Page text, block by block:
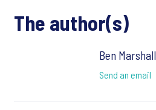
The author(s)
Ben Marshall
Send an email